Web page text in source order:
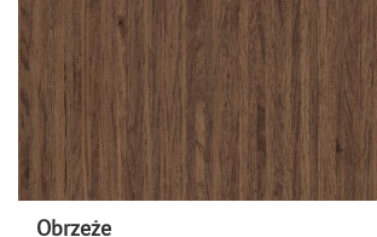
Obrzeże